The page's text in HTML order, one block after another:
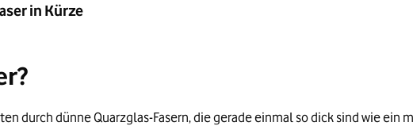
in Kürze
durch dünne Quarzglas-Fasern, die gerade einmal so dick sind wie